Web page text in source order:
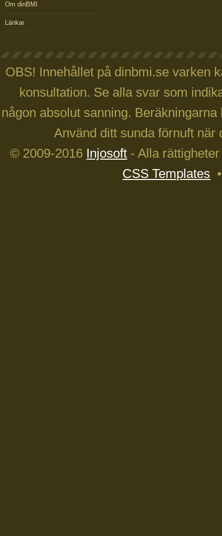
Om dinBMI
Länkar
OBS! Innehållet på dinbmi.se varken
konsultation. Se alla svar som
någon absolut sanning.
Använd ditt sunda förnuft
© 2009-2016 Injosoft - Alla
CSS Templates